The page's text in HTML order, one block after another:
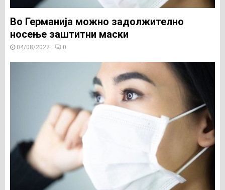
Во Германија можно задолжително
носење заштитни маски
04/08/2022 0